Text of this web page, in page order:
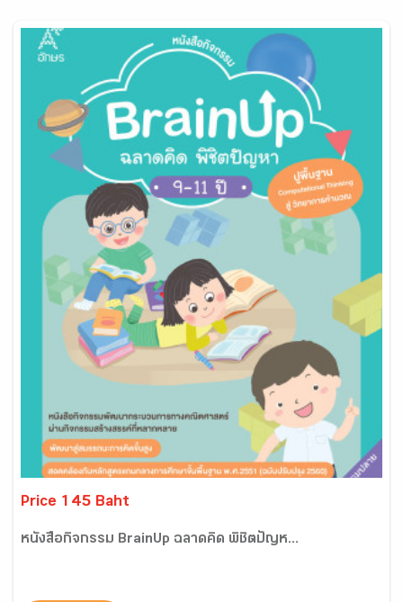
Price 145 Baht
หนังสือกิจกรรม BrainUp ฉลาดคิด พิชิตปัญห...